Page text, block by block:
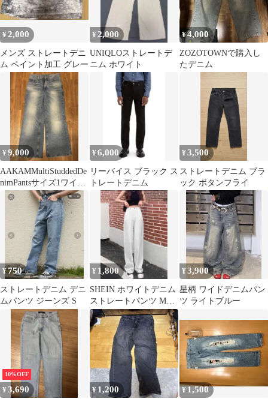
¥ 2,000
メンズ ストレートデニ
ム ペイント加工 グレー
¥ 2,000
UNIQLOストレートデ
ニム ホワイト
¥4,000
ZOZOTOWNで購入し
たデニム
¥9,000
AAKAMMultiStuddedDe
nimPantsサイズ1ワイド
値下げ交渉○
¥6,000
リーバイス ブラック ス
トレートデニム
¥3,500
ストレートデニム ブラ
ック ボタンフライ
¥750
ストレートデニム デニ
ムパンツ ジーンズ S
¥ 1,800
SHEIN ホワイトデニム
ストレートパンツ Mサ
イズ カジュアル
¥3,900
星柄 ワイドデニムパン
ツ ライトブルー
10%OFF
¥3,690 ¥ 1,200 ¥1,500